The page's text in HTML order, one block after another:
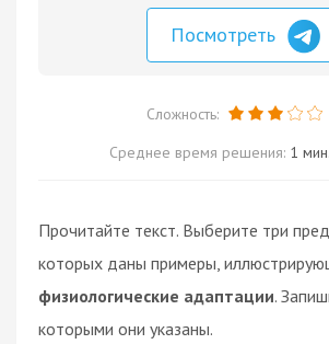
Посмотреть
Сложность:
Среднее время решения: 1
Прочитайте текст. Выберите три
которых даны примеры,
физиологические адаптации.
которыми они указаны.